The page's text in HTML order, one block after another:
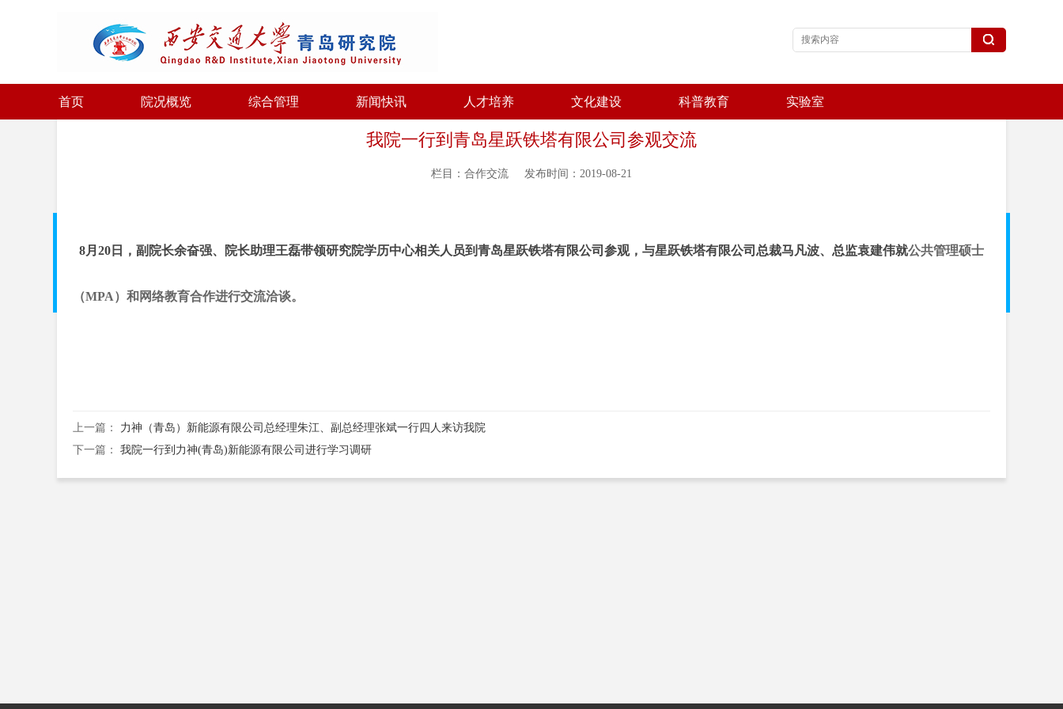
首页 院况概览 综合管理 新闻快讯 人才培养 文化建设 科普教育 实验室
我院一行到青岛星跃铁塔有限公司参观交流
栏目：合作交流 发布时间：2019-08-21
8月20日，副院长余奋强、院长助理王磊带领研究院学历中心相关人员到青岛星跃铁塔有限公司参观，与星跃铁塔有限公司总裁马凡波、总监袁建伟就公共管理硕士
（MPA）和网络教育合作进行交流洽谈。
上一篇： 力神（青岛）新能源有限公司总经理朱江、副总经理张斌一行四人来访我院
下一篇： 我院一行到力神(青岛)新能源有限公司进行学习调研